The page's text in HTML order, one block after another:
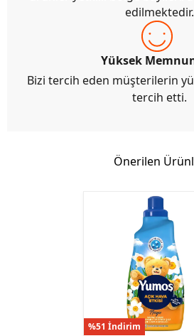
edilmektedir.
Yüksek
Bizi tercih eden müşterilerin
tercih etti.
Önerilen
%51 İndirim